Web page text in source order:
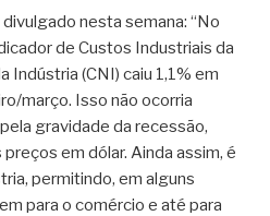
nesta semana: “No
de Custos Industriais da
Indústria (CNI) caiu 1,1% em
março. Isso não ocorria
gravidade da recessão,
em dólar. Ainda assim, é
permitindo, em alguns
para o comércio e até para